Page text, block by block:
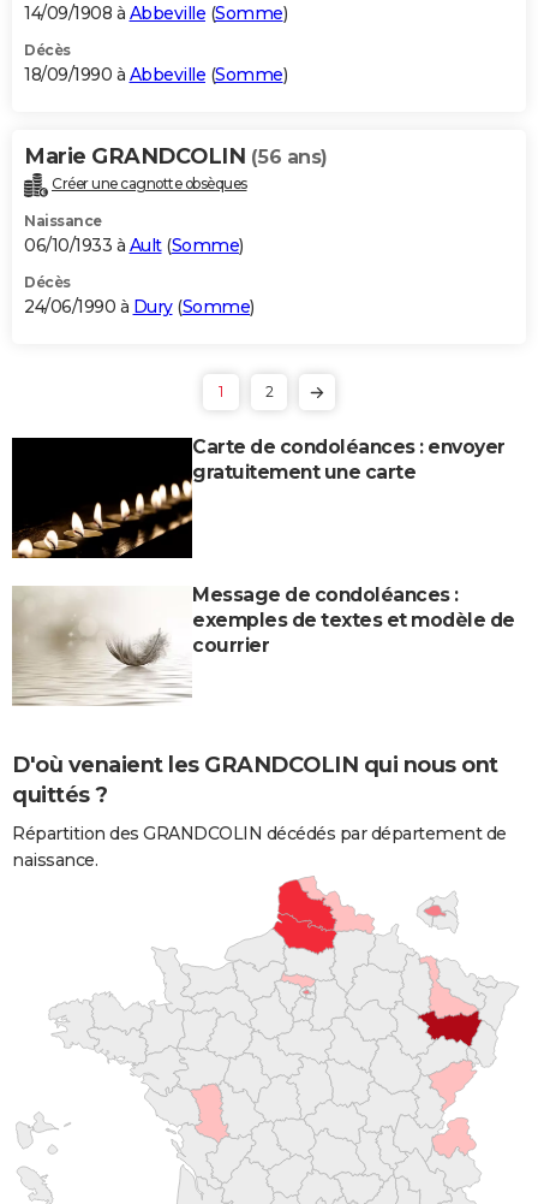
14/09/1908 à Abbeville (Somme)
Décès
18/09/1990 à Abbeville (Somme)
Marie GRANDCOLIN (56 ans)
Créer une cagnotte obsèques
Naissance
06/10/1933 à Ault(Somme)
Décès
24/06/1990 à Dury(Somme)
1 2
Carte de condoléances : envoyer
gratuitement une carte
Message de condoléances :
exemples de textes et modèle de
courrier
D'où venaient les GRANDCOLIN qui nous ont
quittés ?
Répartition des GRANDCOLIN décédés par département de
naissance.